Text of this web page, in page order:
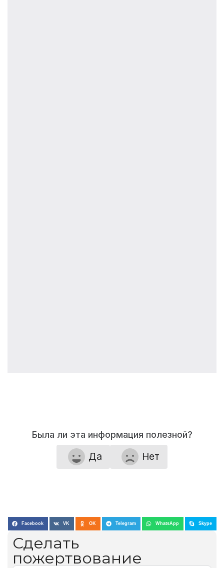
Была ли эта информация полезной?
Да Нет
Facebook VK OK Telegram WhatsApp Skype
Сделать
пожертвование